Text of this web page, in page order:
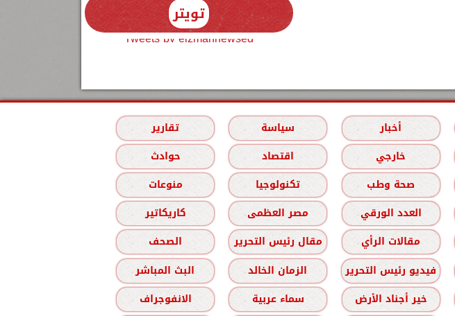
تويتر
Tweets by elzmannewseg
أخبار سياسة
تقارير
خارجي اقتصاد
حوادث
صحة وطب تكنولوجيا
منوعات
العدد الورقي مصر العظمى
كاريكاتير
مقالات الرأي مقال رئيس التحرير
الصحف
فيديو رئيس التحرير الزمان الخالد
البث المباشر
خير أجناد الأرض سماء عربية الانفوجراف